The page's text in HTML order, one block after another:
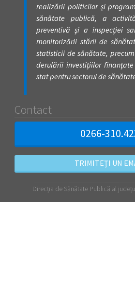
realizării politicilor şi
sănătate publică, a
preventivă şi a inspecţiei
monitorizării stării de
statisticii de sănătate,
derulării investiţiilor
stat pentru sectorul de
Contact
0266-
TRIMITEȚI UN
Direcția de Sănătate Publică al